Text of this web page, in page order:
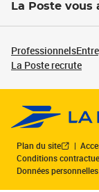
La Poste vous
Professionnels
La Poste recrute
Plan du site
Conditions
Données